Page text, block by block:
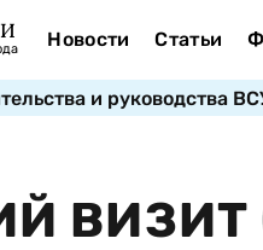
Новости Статьи
и руководства
ВИЗИТ